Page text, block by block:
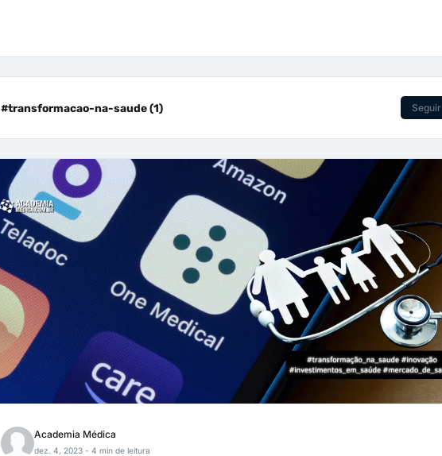
#transformacao-na-saude (1) Seguir
Academia Médica
dez. 4, 2023 - 4 min de leitura